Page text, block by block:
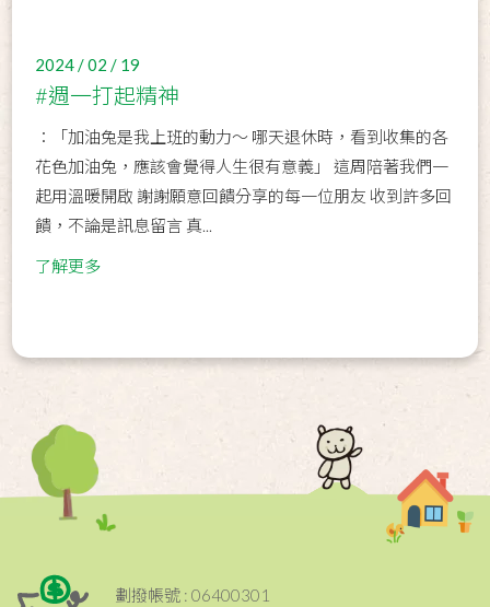
2024 / 02 / 19
#週一打起精神
：「加油兔是我上班的動力～ 哪天退休時，看到收集的各
花色加油兔，應該會覺得人生很有意義」 這周陪著我們一
起用溫暖開啟 謝謝願意回饋分享的每一位朋友 收到許多回
饋，不論是訊息留言 真...
了解更多
劃撥帳號 : 06400301